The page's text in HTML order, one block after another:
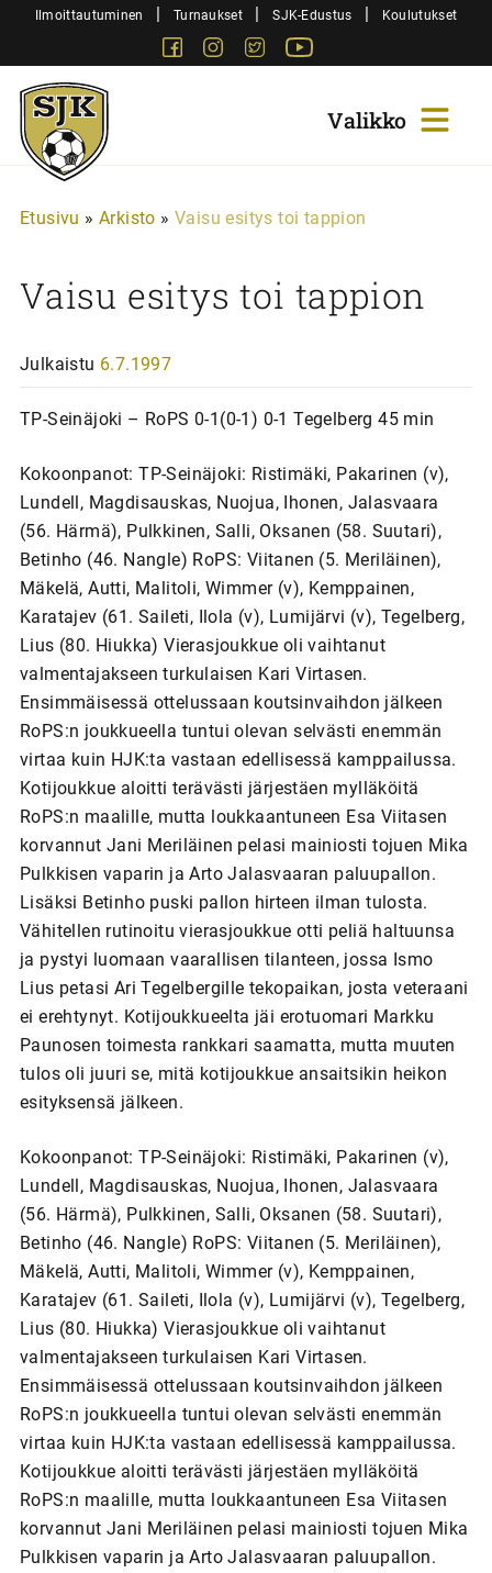
SiirryIlmoittautuminen | Turnaukset | SJK-Edustus | Koulutukset
FacebookInstagram
Twitter
Sjk-
Juniorit
Etusivu » Arkisto » Vaisu esitys toi tappion
Vaisu esitys toi tappion
Julkaistu 6.7.1997
TP-Seinäjoki – RoPS 0-1(0-1) 0-1 Tegelberg 45 min
Kokoonpanot: TP-Seinäjoki: Ristimäki, Pakarinen (v),
Lundell, Magdisauskas, Nuojua, Ihonen, Jalasvaara
(56. Härmä), Pulkkinen, Salli, Oksanen (58. Suutari),
Betinho (46. Nangle) RoPS: Viitanen (5. Meriläinen),
Mäkelä, Autti, Malitoli, Wimmer (v), Kemppainen,
Karatajev (61. Saileti, Ilola (v), Lumijärvi (v), Tegelberg,
Lius (80. Hiukka) Vierasjoukkue oli vaihtanut
valmentajakseen turkulaisen Kari Virtasen.
Ensimmäisessä ottelussaan koutsinvaihdon jälkeen
RoPS:n joukkueella tuntui olevan selvästi enemmän
virtaa kuin HJK:ta vastaan edellisessä kamppailussa.
Kotijoukkue aloitti terävästi järjestäen mylläköitä
RoPS:n maalille, mutta loukkaantuneen Esa Viitasen
korvannut Jani Meriläinen pelasi mainiosti tojuen Mika
Pulkkisen vaparin ja Arto Jalasvaaran paluupallon.
Lisäksi Betinho puski pallon hirteen ilman tulosta.
Vähitellen rutinoitu vierasjoukkue otti peliä haltuunsa
ja pystyi luomaan vaarallisen tilanteen, jossa Ismo
Lius petasi Ari Tegelbergille tekopaikan, josta veteraani
ei erehtynyt. Kotijoukkueelta jäi erotuomari Markku
Paunosen toimesta rankkari saamatta, mutta muuten
tulos oli juuri se, mitä kotijoukkue ansaitsikin heikon
esityksensä jälkeen.
Kokoonpanot: TP-Seinäjoki: Ristimäki, Pakarinen (v),
Lundell, Magdisauskas, Nuojua, Ihonen, Jalasvaara
(56. Härmä), Pulkkinen, Salli, Oksanen (58. Suutari),
Betinho (46. Nangle) RoPS: Viitanen (5. Meriläinen),
Mäkelä, Autti, Malitoli, Wimmer (v), Kemppainen,
Karatajev (61. Saileti, Ilola (v), Lumijärvi (v), Tegelberg,
Lius (80. Hiukka) Vierasjoukkue oli vaihtanut
valmentajakseen turkulaisen Kari Virtasen.
Ensimmäisessä ottelussaan koutsinvaihdon jälkeen
RoPS:n joukkueella tuntui olevan selvästi enemmän
virtaa kuin HJK:ta vastaan edellisessä kamppailussa.
Kotijoukkue aloitti terävästi järjestäen mylläköitä
RoPS:n maalille, mutta loukkaantuneen Esa Viitasen
korvannut Jani Meriläinen pelasi mainiosti tojuen Mika
Pulkkisen vaparin ja Arto Jalasvaaran paluupallon.